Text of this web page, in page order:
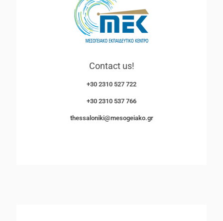
Contact us!
+30 2310 527 722
+30 2310 537 766
thessaloniki@mesogeiako.gr